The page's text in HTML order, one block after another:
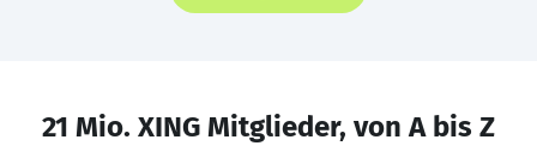
21 Mio. XING Mitglieder, von A bis Z